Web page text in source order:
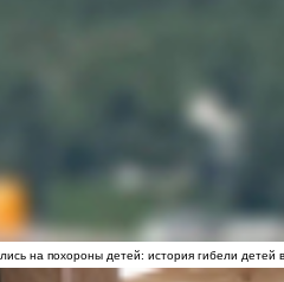
на похороны детей: история гибели детей